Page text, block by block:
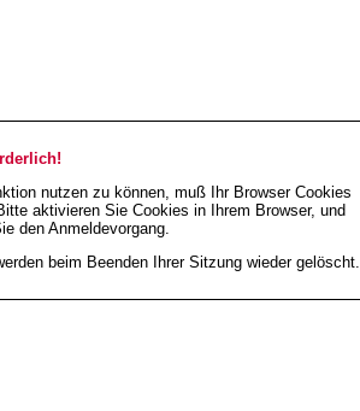
nutzen zu können, muß Ihr Browser Cookies
aktivieren Sie Cookies in Ihrem Browser, und
den Anmeldevorgang.
beim Beenden Ihrer Sitzung wieder gelöscht.